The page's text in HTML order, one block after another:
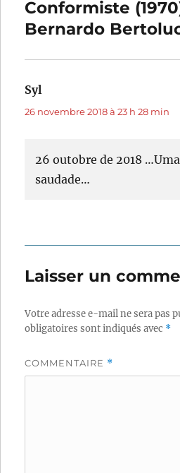
Conformiste
Bernardo
Syl
26 novembre 2018 à 23 h 28 min
26 outobre de 2018
saudade…
Laisser un
Votre adresse e-mail ne sera pas
obligatoires sont indiqués avec *
COMMENTAIRE *